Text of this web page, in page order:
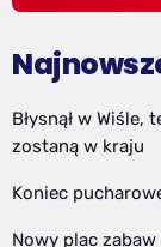
Błysnął w Wiśle,
zostaną w kraju
Koniec
Nowy plac